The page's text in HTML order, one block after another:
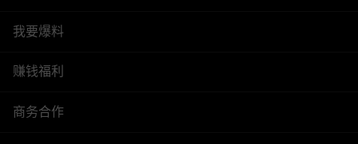
我要爆料
赚钱福利
商务合作